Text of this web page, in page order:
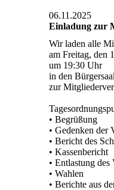
06.11.2025
Einladung zur
Wir laden alle
am Freitag, den
um 19:30 Uhr
in den
zur
• Begrüßung
• Gedenken der
• Bericht des
• Kassenbericht
• Entlastung des
• Wahlen
• Berichte aus